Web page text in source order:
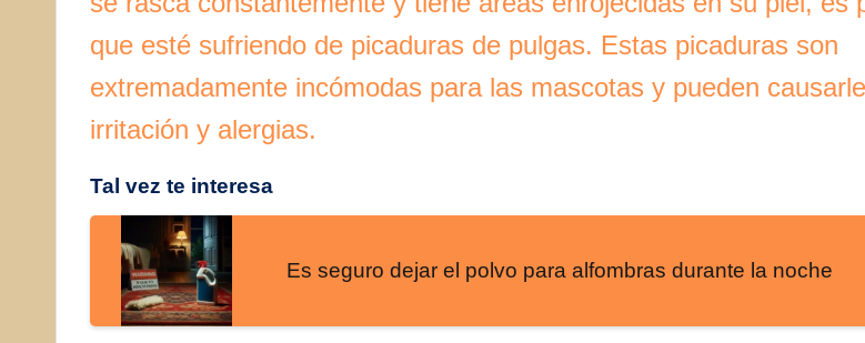
que esté sufriendo de picaduras de pulgas. Estas picaduras son
extremadamente incómodas para las mascotas y pueden
irritación y alergias.
Tal vez te interesa
Es seguro dejar el polvo para alfombras durante la noche